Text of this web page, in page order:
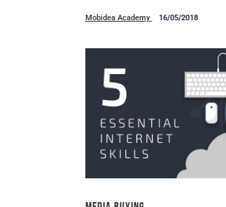
Mobidea Academy 16/05/2018